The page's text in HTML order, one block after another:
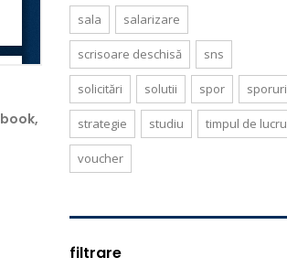
sala salarizare
scrisoare deschisă sns
solicitări solutii spor sporuri
strategie studiu timpul de lucru
voucher
filtrare